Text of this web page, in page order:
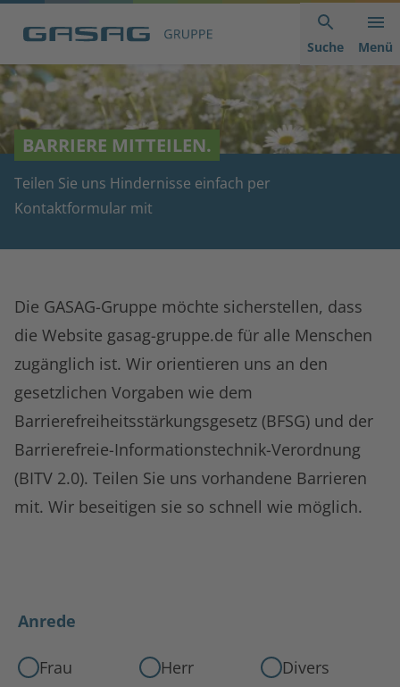
anspringen
der
Seite
anspringen
anspringen
Suche Menü
BARRIERE MITTEILEN.
Teilen Sie uns Hindernisse einfach per
Kontaktformular mit
Die GASAG-Gruppe möchte sicherstellen, dass
die Website gasag-gruppe.de für alle Menschen
zugänglich ist. Wir orientieren uns an den
gesetzlichen Vorgaben wie dem
Barrierefreiheitsstärkungsgesetz (BFSG) und der
Barrierefreie-Informationstechnik-Verordnung
(BITV 2.0). Teilen Sie uns vorhandene Barrieren
mit. Wir beseitigen sie so schnell wie möglich.
Anrede
Frau Herr Divers